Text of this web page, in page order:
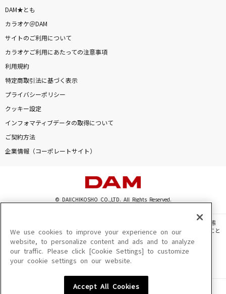
DAM★とも
カラオケ＠DAM
サイトのご利用について
カラオケご利用にあたっての注意事項
利用規約
特定商取引法に基づく表示
プライバシーポリシー
クッキー設定
インフォマティブデータの取得について
ご契約方法
企業情報（コーポレートサイト）
© DAIICHIKOSHO CO.,LTD. All Rights Reserved.
このサイトに掲載されている一切の文章・画像・写真・動画・音声等を、手段や形態
を問わず、著作権法の定める範囲を超えて無断で複製、転載、ファイル化などすること
を禁じます。
楽曲及びコンテンツは、機種によりご利用いただけない場合があります。
楽曲及びコンテンツの配信日、配信内容が変更になる場合があります。
We use cookies to improve your experience on our
website, to personalize content and ads and to analyze
our traffic. Please click [Cookie Settings] to customize
your cookie settings on our website.
Accept All Cookies